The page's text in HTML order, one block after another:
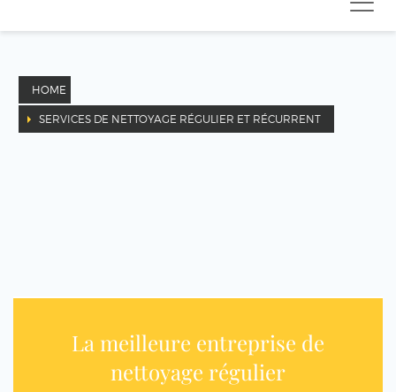
HOME
SERVICES DE NETTOYAGE RÉGULIER ET RÉCURRENT
La meilleure entreprise de
nettoyage régulier